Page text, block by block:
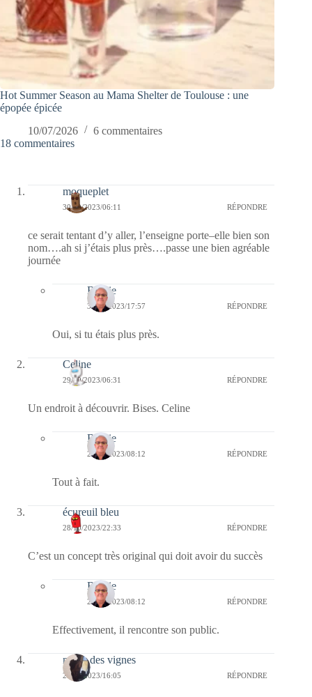
Hot Summer Season au Mama Shelter de Toulouse : une
épopée épicée
10/07/2026
6 commentaires
18 commentaires
moqueplet
30/10/2023/06:11 RÉPONDRE
ce serait tentant d’y aller, l’enseigne porte–elle bien son
nom….ah si j’étais plus près….passe une bien agréable
journée
Bernie
30/10/2023/17:57 RÉPONDRE
Oui, si tu étais plus près.
Celine
29/10/2023/06:31 RÉPONDRE
Un endroit à découvrir. Bises. Celine
Bernie
29/10/2023/08:12 RÉPONDRE
Tout à fait.
écureuil bleu
28/10/2023/22:33 RÉPONDRE
C’est un concept très original qui doit avoir du succès
Bernie
29/10/2023/08:12 RÉPONDRE
Effectivement, il rencontre son public.
marie des vignes
28/10/2023/16:05 RÉPONDRE